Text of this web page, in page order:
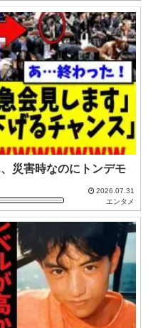
災害時なのにトンデモ
2026.07.31
エンタメ